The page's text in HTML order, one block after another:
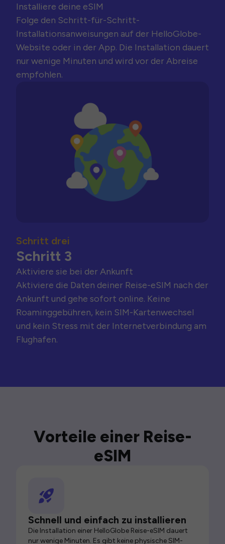
Installiere deine eSIM
Folge den Schritt-für-Schritt-
Installationsanweisungen auf der HelloGlobe-
Website oder in der App. Die Installation dauert
nur wenige Minuten und wird vor der Abreise
empfohlen.
Schritt drei
Schritt 3
Aktiviere sie bei der Ankunft
Aktiviere die Daten deiner Reise-eSIM nach der
Ankunft und gehe sofort online. Keine
Roaminggebühren, kein SIM-Kartenwechsel
und kein Stress mit der Internetverbindung am
Flughafen.
Vorteile einer Reise-
eSIM
Schnell und einfach zu installieren
Die Installation einer HelloGlobe Reise-eSIM dauert
nur wenige Minuten. Es gibt keine physische SIM-